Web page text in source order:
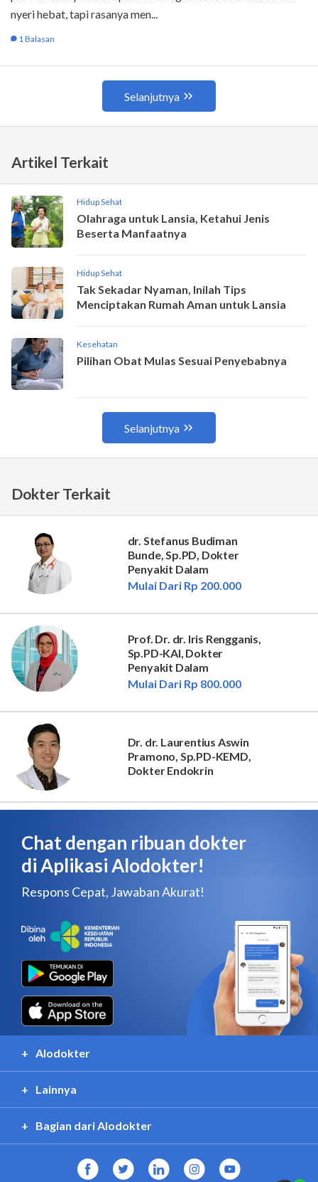
Dokter Terkait